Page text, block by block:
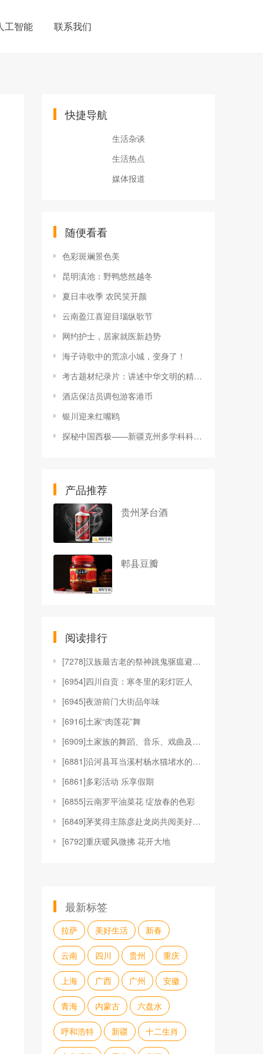
工智能 联系我们
快捷导航
生活杂谈
生活热点
媒体报道
随便看看
色彩斑斓景色美
昆明滇池：野鸭悠然越冬
夏日丰收季 农民笑开颜
云南盈江喜迎目瑙纵歌节
网约护士，居家就医新趋势
海子诗歌中的荒凉小城，变身了！
考古题材纪录片：讲述中华文明的精彩故事
酒店保洁员调包游客港币
银川迎来红嘴鸥
探秘中国西极——新疆克州多学科科考活动圆满完成
产品推荐
贵州茅台酒
郫县豆瓣
阅读排行
[7278]汉族最古老的祭神跳鬼驱瘟避疫舞蹈—傩戏
[6954]四川自贡：寒冬里的彩灯匠人
[6945]夜游前门大街品年味
[6916]土家“肉莲花”舞
[6909]土家族的舞蹈、音乐、戏曲及工艺
[6881]沿河县耳当溪村杨水猫堵水的传说
[6861]多彩活动 乐享假期
[6855]云南罗平油菜花 绽放春的色彩
[6849]茅奖得主陈彦赴龙岗共阅美好生活
[6792]重庆暖风微拂 花开大地
最新标签
拉萨 美好生活 新春
云南 四川 贵州 重庆
上海 广西 广州 安徽
青海 内蒙古 六盘水
呼和浩特 新疆 十二生肖